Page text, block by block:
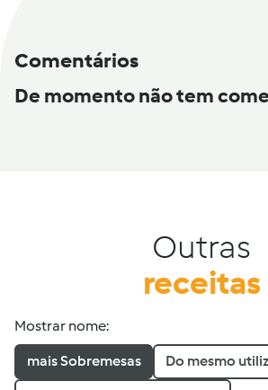
Comentários
De momento não tem
Outras
receitas
Mostrar nome:
mais Sobremesas Do mesmo